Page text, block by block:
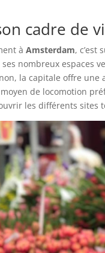
cadre de
àAmsterdam, c’est
nombreux espaces
la capitale offre
de locomotion
les différents sites